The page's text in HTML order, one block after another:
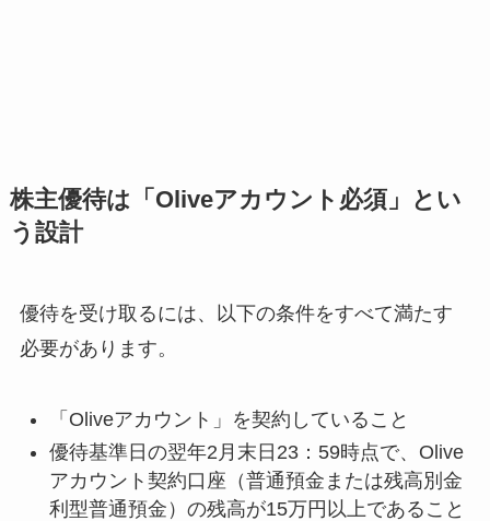
株主優待は「Oliveアカウント必須」とい
う設計
優待を受け取るには、以下の条件をすべて満たす
必要があります。
「Oliveアカウント」を契約していること
優待基準日の翌年2月末日23：59時点で、Olive
アカウント契約口座（普通預金または残高別金
利型普通預金）の残高が15万円以上であること